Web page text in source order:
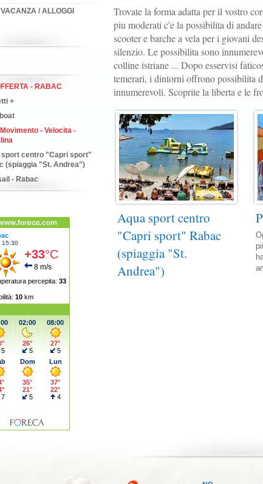
/ ALLOGGI
- RABAC
+
- Velocita -
sport centro "Capri sport"
(spiaggia "St. Andrea")
- Rabac
Trovate la forma adatta per il vostro
piu moderati c'e la possibilita di
scooter e barche a vela per i giovani
silenzio. Le possibilita sono
colline istriane ... Dopo esservisi
temerari, i dintorni offrono possibilita
innumerevoli. Scoprite la liberta e le
Aqua sport centro
"Capri sport" Rabac
(spiaggia "St.
Andrea")